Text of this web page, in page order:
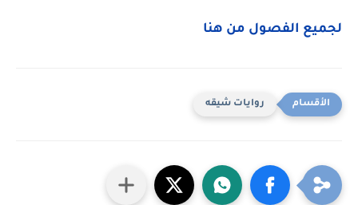
لجميع الفصول من هنا
روايات شيقه